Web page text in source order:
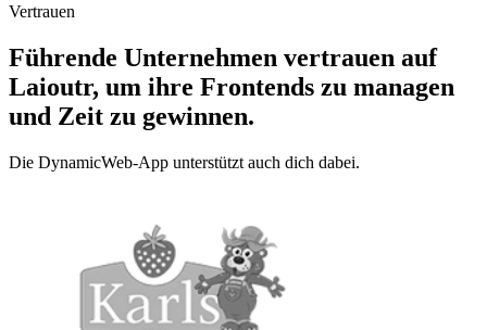
Vertrauen
Führende Unternehmen vertrauen auf
Laioutr, um ihre Frontends zu managen
und Zeit zu gewinnen.
Die DynamicWeb-App unterstützt auch dich dabei.